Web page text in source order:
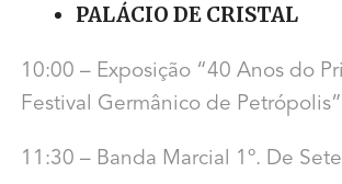
PALÁCIO DE CRISTAL
10:00 – Exposição “40 Anos do
Festival Germânico de Petrópolis”
11:30 – Banda Marcial 1º. De